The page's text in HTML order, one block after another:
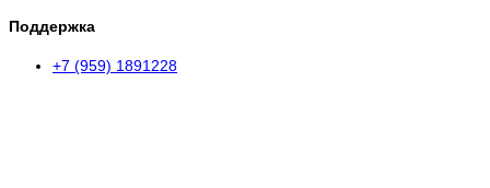
Поддержка
+7 (959) 1891228